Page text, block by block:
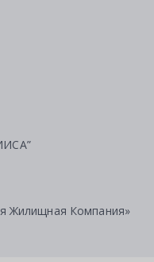
Жилищная Компания»